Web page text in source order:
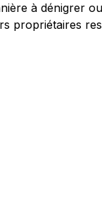
à dénigrer
propriétaires